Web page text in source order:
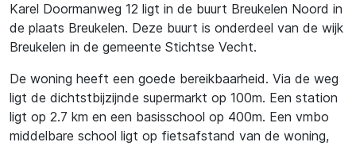
Karel Doormanweg 12 ligt in de buurt Breukelen Noord in
de plaats Breukelen. Deze buurt is onderdeel van de wijk
Breukelen in de gemeente Stichtse Vecht.
De woning heeft een goede bereikbaarheid. Via de weg
ligt de dichtstbijzijnde supermarkt op 100m. Een station
ligt op 2.7 km en een basisschool op 400m. Een vmbo
middelbare school ligt op fietsafstand van de woning,